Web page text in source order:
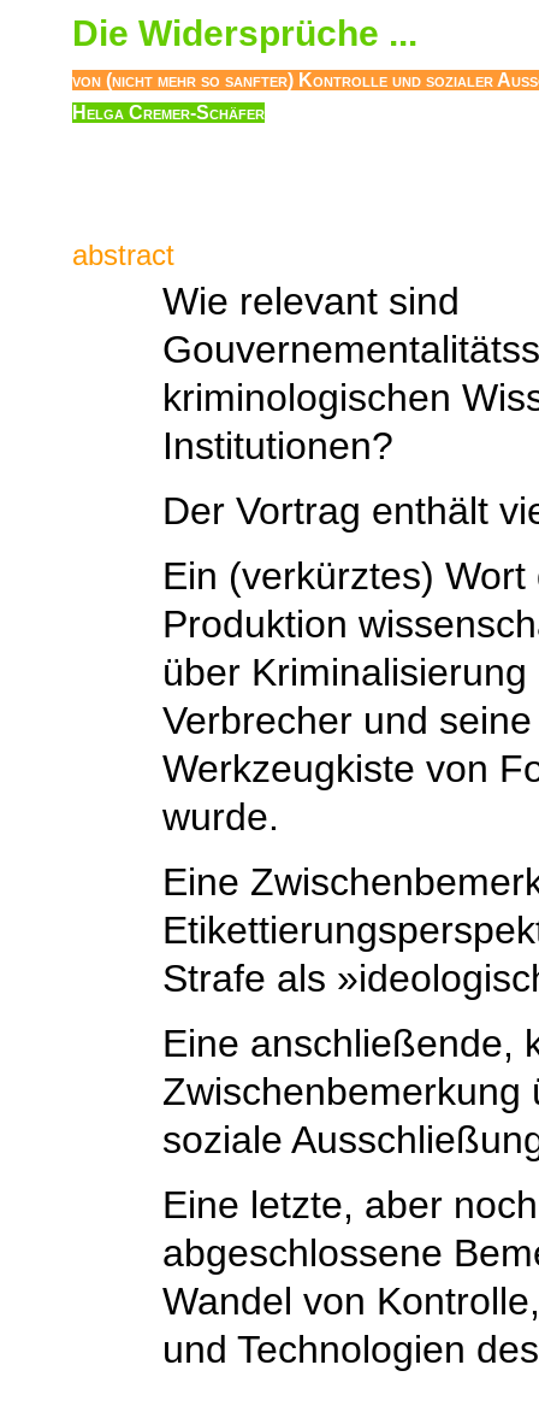
Die Widersprüche ...
von (nicht mehr so sanfter) Kontrolle und sozialer
Helga Cremer-Schäfer
abstract
Wie relevant sind
kriminologischen
Institutionen?
Der Vortrag enthält
Ein (verkürztes)
Produktion
über
Verbrecher und
Werkzeugkiste von
wurde.
Eine
Strafe als
Eine anschließende,
Zwischenbemerkung
soziale
Eine letzte, aber
abgeschlossene
Wandel von
und Technologien